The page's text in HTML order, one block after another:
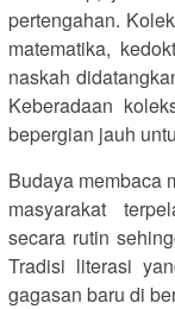
pertengahan.
matematika,
naskah
Keberadaan
bepergian jauh
Budaya membaca
masyarakat
secara rutin
Tradisi literasi
gagasan baru di